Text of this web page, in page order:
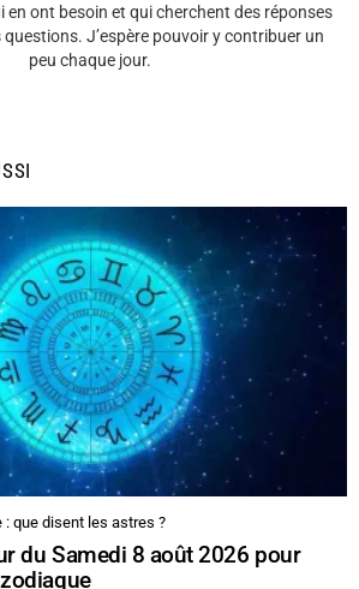
en ont besoin et qui cherchent des réponses
J’espère pouvoir y contribuer un
peu chaque jour.
: que disent les astres ?
du Samedi 8 août 2026 pour